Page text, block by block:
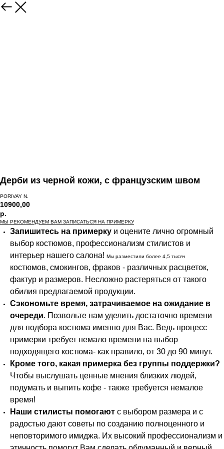
Дерби из черной кожи, с французским швом
PORIVAY N.
10900,00
р.
МЫ РЕКОМЕНДУЕМ ВАМ ЗАПИСАТЬСЯ НА ПРИМЕРКУ
Запишитесь на примерку и оцените лично огромный
выбор костюмов, профессионализм стилистов и
интерьер нашего салона! Мы разместили более 4,5 тысяч
костюмов, смокингов, фраков - различных расцветок,
фактур и размеров. Несложно растеряться от такого
обилия предлагаемой продукции.
Сэкономьте время, затрачиваемое на ожидание в
очереди. Позвольте нам уделить достаточно времени
для подбора костюма именно для Вас. Ведь процесс
примерки требует немало времени на выбор
подходящего костюма- как правило, от 30 до 90 минут.
Кроме того, какая примерка без группы поддержки?
Чтобы выслушать ценные мнения близких людей,
подумать и выпить кофе - также требуется немалое
время!
Наши стилисты помогают с выбором размера и с
радостью дают советы по созданию полноценного и
неповторимого имиджа. Их высокий профессионализм и